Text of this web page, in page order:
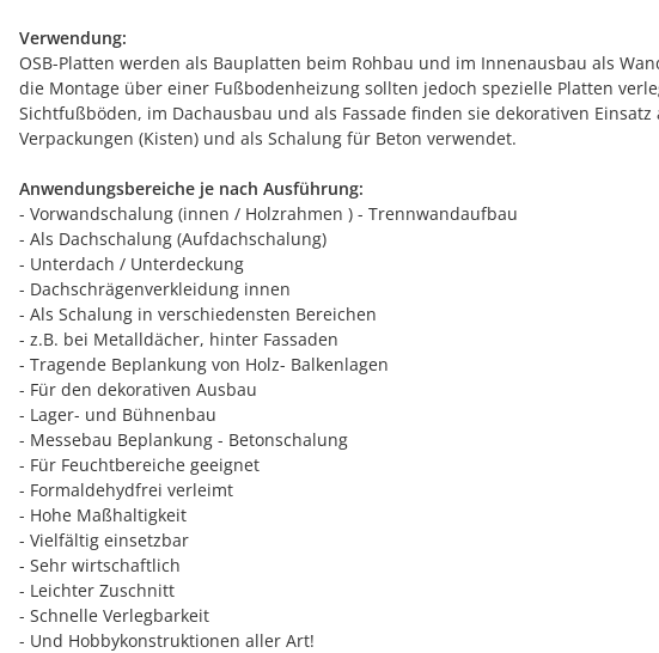
Verwendung:
OSB-Platten werden als Bauplatten beim Rohbau und im Innenausbau als
die Montage über einer Fußbodenheizung sollten jedoch spezielle Platten
Sichtfußböden, im Dachausbau und als Fassade finden sie dekorativen
Verpackungen (Kisten) und als Schalung für Beton verwendet.
Anwendungsbereiche je nach Ausführung:
- Vorwandschalung (innen / Holzrahmen ) - Trennwandaufbau
- Als Dachschalung (Aufdachschalung)
- Unterdach / Unterdeckung
- Dachschrägenverkleidung innen
- Als Schalung in verschiedensten Bereichen
- z.B. bei Metalldächer, hinter Fassaden
- Tragende Beplankung von Holz- Balkenlagen
- Für den dekorativen Ausbau
- Lager- und Bühnenbau
- Messebau Beplankung - Betonschalung
- Für Feuchtbereiche geeignet
- Formaldehydfrei verleimt
- Hohe Maßhaltigkeit
- Vielfältig einsetzbar
- Sehr wirtschaftlich
- Leichter Zuschnitt
- Schnelle Verlegbarkeit
- Und Hobbykonstruktionen aller Art!